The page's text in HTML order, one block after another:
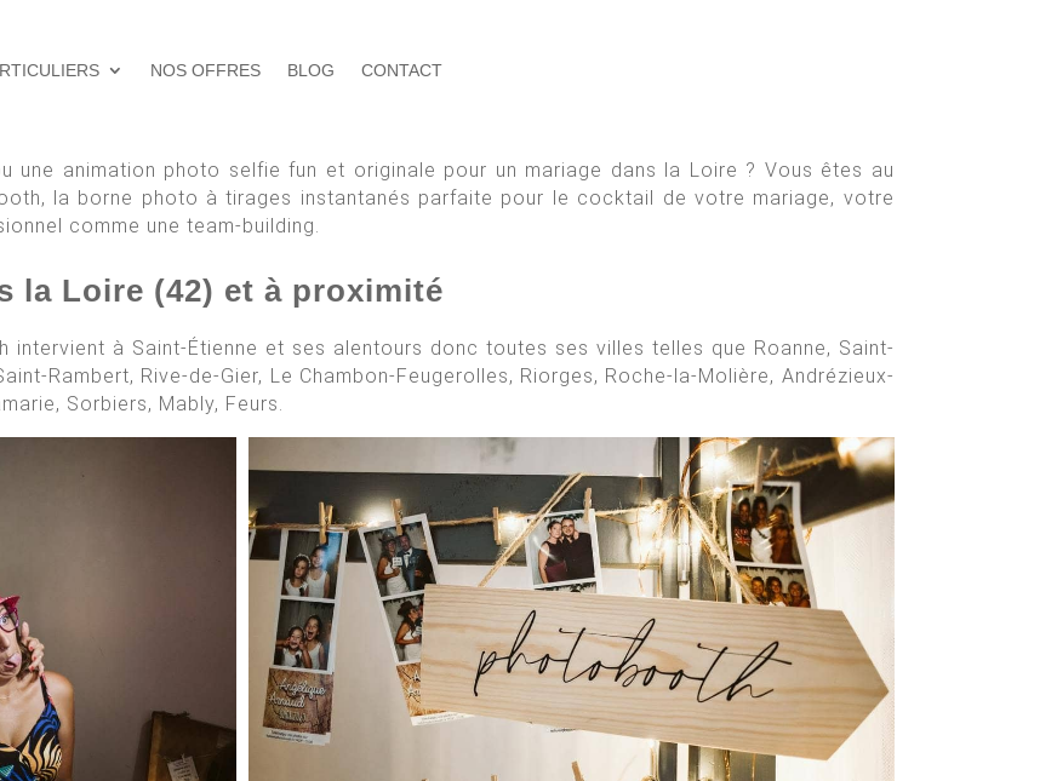
NOS OFFRES BLOG CONTACT
une animation photo selfie fun et originale pour un mariage dans la Loire ? Vous êtes au
la borne photo à tirages instantanés parfaite pour le cocktail de votre mariage, votre
comme une team-building.
la Loire (42) et à proximité
intervient à Saint-Étienne et ses alentours donc toutes ses villes telles que Roanne, Saint-
Rambert, Rive-de-Gier, Le Chambon-Feugerolles, Riorges, Roche-la-Molière, Andrézieux-
Sorbiers, Mably, Feurs.